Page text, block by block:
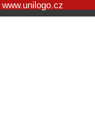
www.unilogo.cz